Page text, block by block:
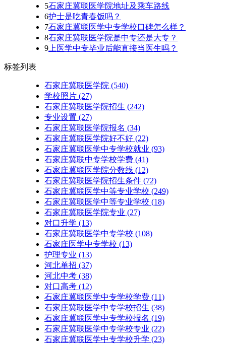
5石家庄冀联医学院地址及乘车路线
6护士是吃青春饭吗？
7石家庄冀联医学中专学校口碑怎么样？
8石家庄冀联医学院是中专还是大专？
9 上医学中专毕业后能直接当医生吗？
标签列表
石家庄冀联医学院 (540)
学校照片 (27)
石家庄冀联医学院招生 (242)
专业设置 (27)
石家庄冀联医学院报名 (34)
石家庄冀联医学院好不好 (22)
石家庄冀联医学中专学校就业 (93)
石家庄冀联中专学校学费 (41)
石家庄冀联医学院分数线 (12)
石家庄冀联医学院招生条件 (72)
石家庄冀联医学中等专业学校 (249)
石家庄冀联医学中等专业学校​ (18)
石家庄冀联医学院专业 (27)
对口升学 (13)
石家庄冀联医学中专学校 (108)
石家庄医学中专学校 (13)
护理专业 (13)
河北单招 (37)
河北中考 (38)
对口高考 (12)
石家庄冀联医学中专学校学费 (11)
石家庄冀联医学中专学校招生 (38)
石家庄冀联医学中专学校报名 (19)
石家庄冀联医学中专学校专业 (22)
石家庄冀联医学中专学校升学 (23)